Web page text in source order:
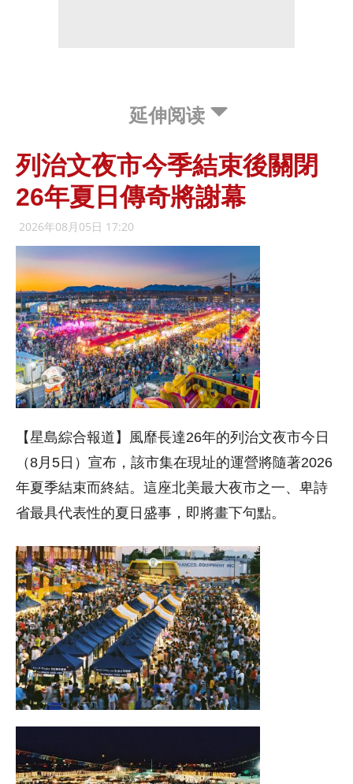
延伸阅读
列治文夜市今季結束後關閉
26年夏日傳奇將謝幕
2026年08月05日 17:20
【星島綜合報道】風靡長達26年的列治文夜市今日
（8月5日）宣布，該市集在現址的運營將隨著2026
年夏季結束而終結。這座北美最大夜市之一、卑詩
省最具代表性的夏日盛事，即將畫下句點。